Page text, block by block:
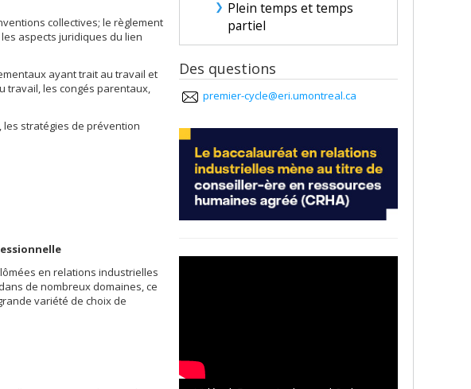
collectives; le règlement
aspects juridiques du lien
ayant trait au travail et
travail, les congés parentaux,
stratégies de prévention
en relations industrielles
de nombreux domaines, ce
variété de choix de
Plein temps et temps
partiel
Des questions
premier-cycle@eri.umontreal.ca